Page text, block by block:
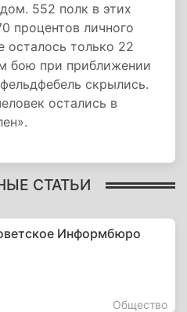
552 полк в этих
процентов личного
осталось только 22
бою при приближении
скрылись.
остались в
СТАТЬИ
Информбюро
Общество